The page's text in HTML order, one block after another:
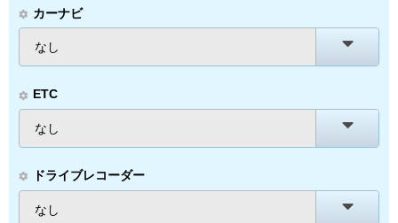
カーナビ
なし
ETC
なし
ドライブレコーダー
なし